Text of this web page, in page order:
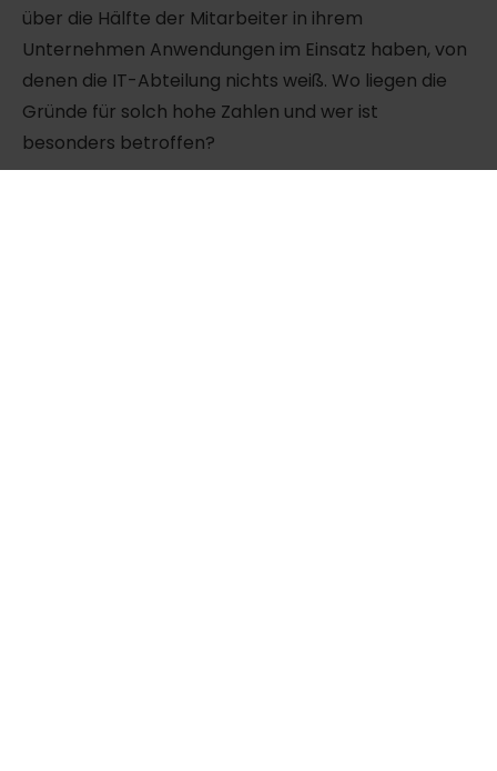
über die Hälfte der Mitarbeiter in ihrem
Unternehmen Anwendungen im Einsatz haben, von
denen die IT-Abteilung nichts weiß. Wo liegen die
Gründe für solch hohe Zahlen und wer ist
besonders betroffen?